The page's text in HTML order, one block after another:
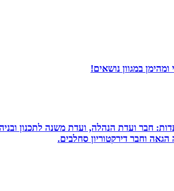
במגוון נושאים!
חבר ועדת הנהלה, ועדת משנה לתכנון
הגאה וחבר דירקטוריון סחלבים.